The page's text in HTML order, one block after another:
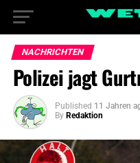
NACHRICHTEN
Polizei jagt
Published 11 Jahren
By Redaktion